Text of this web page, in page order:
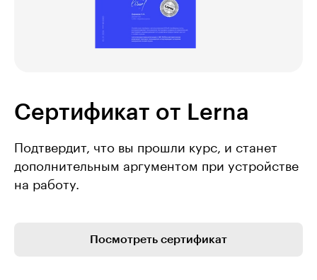
Сертификат от Lerna
Подтвердит, что вы прошли курс, и станет
дополнительным аргументом при устройстве
на работу.
Посмотреть сертификат